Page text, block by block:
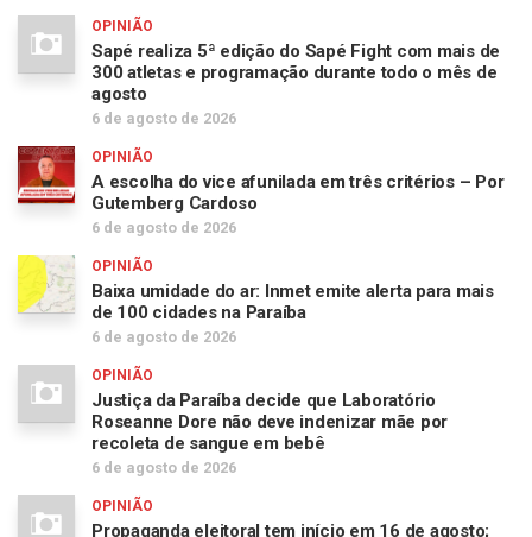
OPINIÃO
Sapé realiza 5ª edição do Sapé Fight com mais de
300 atletas e programação durante todo o mês de
agosto
6 de agosto de 2026
OPINIÃO
A escolha do vice afunilada em três critérios – Por
Gutemberg Cardoso
6 de agosto de 2026
OPINIÃO
Baixa umidade do ar: Inmet emite alerta para mais
de 100 cidades na Paraíba
6 de agosto de 2026
OPINIÃO
Justiça da Paraíba decide que Laboratório
Roseanne Dore não deve indenizar mãe por
recoleta de sangue em bebê
6 de agosto de 2026
OPINIÃO
Propaganda eleitoral tem início em 16 de agosto;